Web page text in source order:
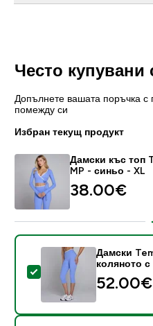
Често купувани
Допълнете вашата поръчка с
помежду си
Избран текущ продукт
Дамски къс топ
MP - синьо - XL
38.00€‎
Select this product -
Дамски
коляното
52.00€‎